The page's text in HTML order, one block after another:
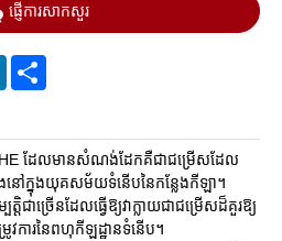
ផ្ញើការសាកសួរ
LinkedIn
ដែលមានសំណង់ដែកគឺជាជម្រើសដែល
ងនៅក្នុងយុគសម័យទំនើបនៃកន្លែងកីឡា។
ាច្រើនដែលធ្វើឱ្យវាក្លាយជាជម្រើសដ៏គួរឱ្យ
វការនៃពហុកីឡដ្ឋានទំនើប។